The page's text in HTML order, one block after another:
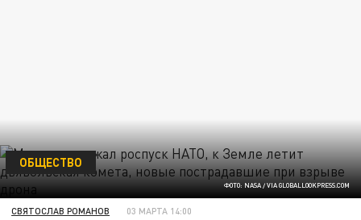
ФОТО: NASA / VIA GLOBALLOOKPRESS.COM
ОБЩЕСТВО
СВЯТОСЛАВ РОМАНОВ 03 МАРТА 14:00